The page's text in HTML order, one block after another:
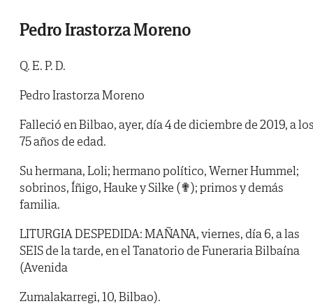
Pedro Irastorza Moreno
Q. E. P. D.
Pedro Irastorza Moreno
Falleció en Bilbao, ayer, día 4 de diciembre de 2019, a
75 años de edad.
Su hermana, Loli; hermano político, Werner Hummel;
sobrinos, Íñigo, Hauke y Silke (✟); primos y demás
familia.
LITURGIA DESPEDIDA: MAÑANA, viernes, día 6, a las
SEIS de la tarde, en el Tanatorio de Funeraria Bilbaína
(Avenida
Zumalakarregi, 10, Bilbao).